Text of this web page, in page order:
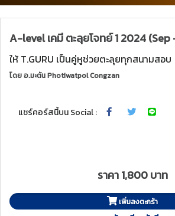
A-level เคมี ตะลุยโจทย์ 1 2024 (Sep
ให้ T.GURU เป็นคู่หูช่วยตะลุยทุกสนามสอบ
โดยอ.มะตัน Photiwatpol Congzan
แชร์คอร์สนี้บน Social :
ราคา 1,800 บาท
เพิ่มลงตะกร้า